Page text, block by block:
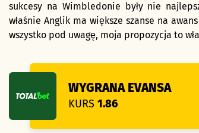
sukcesy na Wimbledonie były nie
właśnie Anglik ma większe szanse na
wszystko pod uwagę, moja propozycja to
WYGRANA EVANSA
KURS 1.86